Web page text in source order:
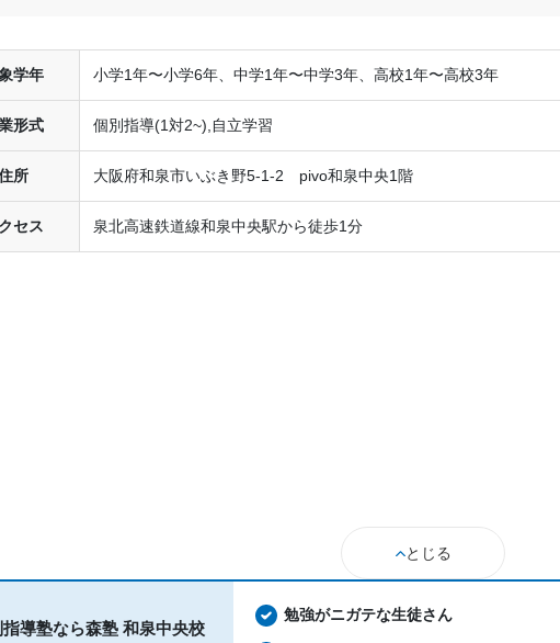
学年 小学1年〜小学6年、中学1年〜中学3年、高校1年〜高校3年
形式 個別指導(1対2~),自立学習
所 大阪府和泉市いぶき野5-1-2 pivo和泉中央1階
セス 泉北高速鉄道線和泉中央駅から徒歩1分
とじる
導塾なら森塾 和泉中央校
勉強がニガテな生徒さん